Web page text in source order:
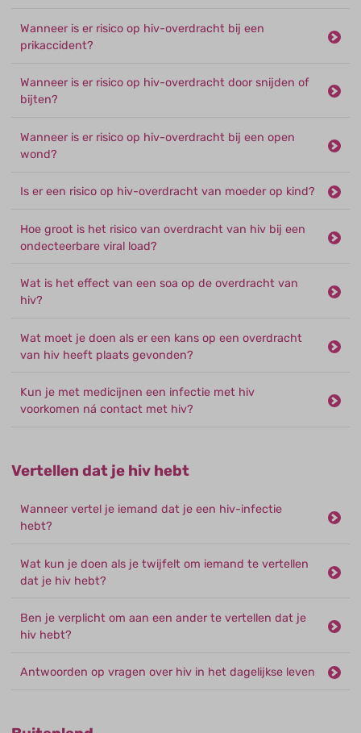
Wanneer is er risico op hiv-overdracht bij een
prikaccident?
Wanneer is er risico op hiv-overdracht door snijden of
bijten?
Wanneer is er risico op hiv-overdracht bij een open
wond?
Is er een risico op hiv-overdracht van moeder op kind?
Hoe groot is het risico van overdracht van hiv bij een
ondecteerbare viral load?
Wat is het effect van een soa op de overdracht van
hiv?
Wat moet je doen als er een kans op een overdracht
van hiv heeft plaats gevonden?
Kun je met medicijnen een infectie met hiv
voorkomen ná contact met hiv?
Vertellen dat je hiv hebt
Wanneer vertel je iemand dat je een hiv-infectie
hebt?
Wat kun je doen als je twijfelt om iemand te vertellen
dat je hiv hebt?
Ben je verplicht om aan een ander te vertellen dat je
hiv hebt?
Antwoorden op vragen over hiv in het dagelijkse leven